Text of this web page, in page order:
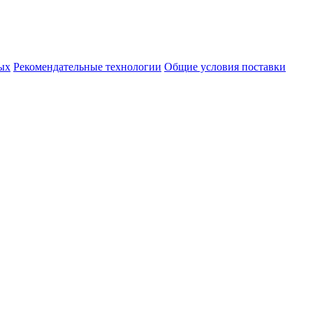
Рекомендательные технологии Общие условия поставки